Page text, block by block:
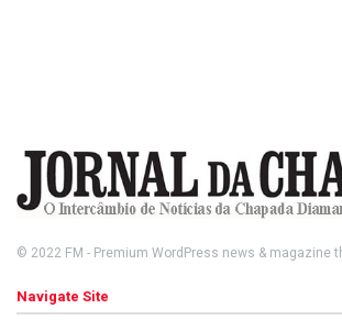
© 2022 FM - Premium WordPress news & magazine
Navigate Site